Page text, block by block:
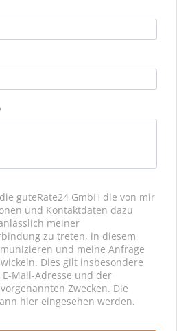
guteRate24 GmbH die von mir
und Kontaktdaten dazu
meiner
zu treten, in diesem
und meine Anfrage
Dies gilt insbesondere
Mail-Adresse und der
Zwecken. Die
hier eingesehen werden.